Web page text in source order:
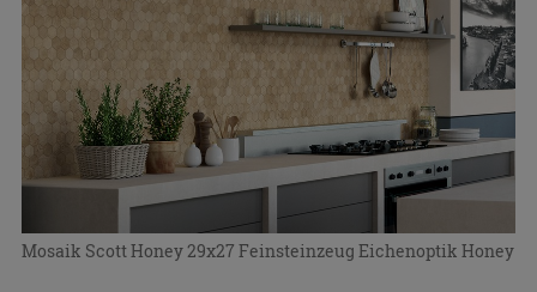
Mosaik Scott Honey 29x27 Feinsteinzeug Eichenoptik Honey